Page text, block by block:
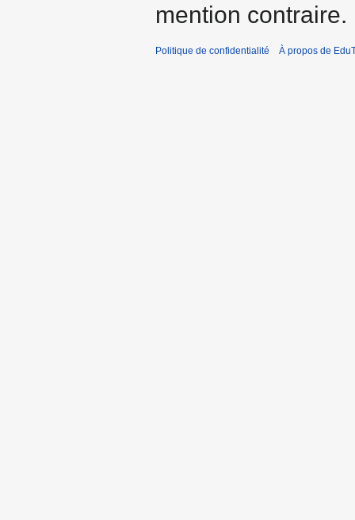
mention contraire.
Politique de confidentialité À propos de